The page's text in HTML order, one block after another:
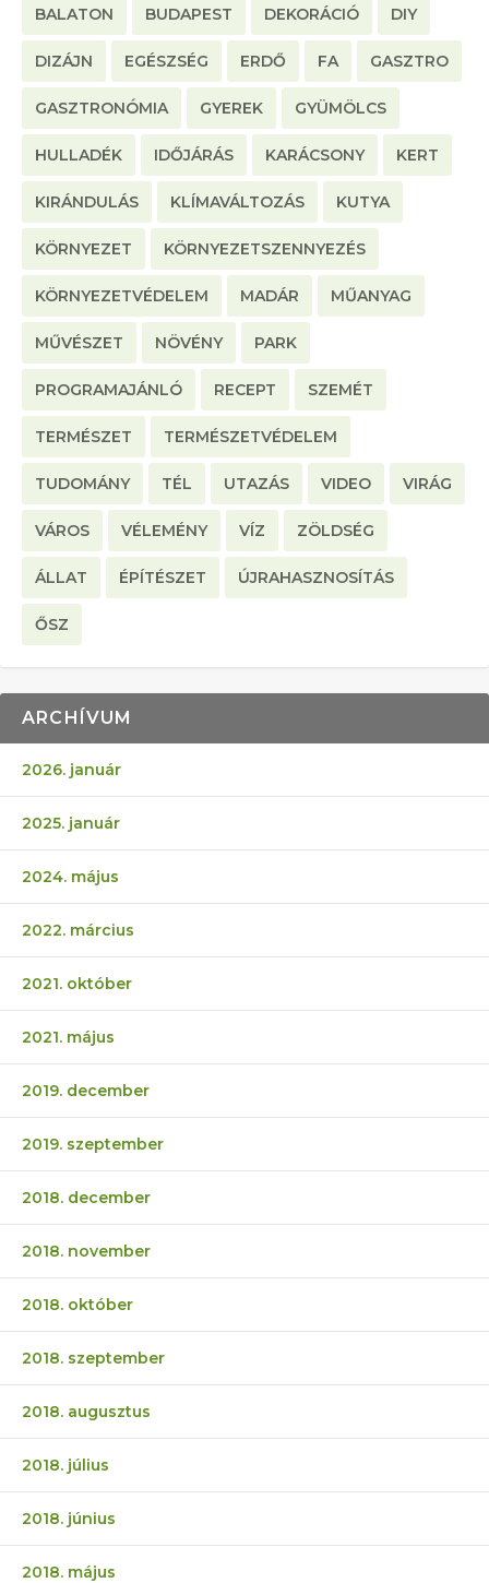
BALATON BUDAPEST DEKORÁCIÓ DIY
DIZÁJN EGÉSZSÉG ERDŐ FA GASZTRO
GASZTRONÓMIA GYEREK GYÜMÖLCS
HULLADÉK IDŐJÁRÁS KARÁCSONY KERT
KIRÁNDULÁS KLÍMAVÁLTOZÁS KUTYA
KÖRNYEZET KÖRNYEZETSZENNYEZÉS
KÖRNYEZETVÉDELEM MADÁR MŰANYAG
MŰVÉSZET NÖVÉNY PARK
PROGRAMAJÁNLÓ RECEPT SZEMÉT
TERMÉSZET TERMÉSZETVÉDELEM
TUDOMÁNY TÉL UTAZÁS VIDEO VIRÁG
VÁROS VÉLEMÉNY VÍZ ZÖLDSÉG
ÁLLAT ÉPÍTÉSZET ÚJRAHASZNOSÍTÁS
ŐSZ
ARCHÍVUM
2026. január
2025. január
2024. május
2022. március
2021. október
2021. május
2019. december
2019. szeptember
2018. december
2018. november
2018. október
2018. szeptember
2018. augusztus
2018. július
2018. június
2018. május